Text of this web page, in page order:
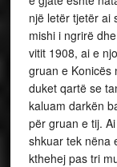
një letër tjetër ai
mishi i ngrirë
vitit 1908, ai e
gruan e Konicës
duket qartë se
kaluam darkën
për gruan e tij.
shkuar tek nëna
kthehej pas tri